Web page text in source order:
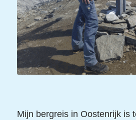
Mijn bergreis in Oostenrijk is